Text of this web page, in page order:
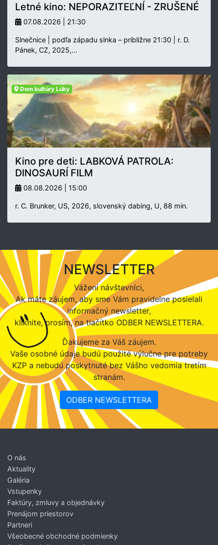
Letné kino: NEPORAZITEĽNÍ - ZRUŠENÉ
07.08.2026 | 21:30
Slnečnice | podľa západu slnka – približne 21:30 | r. D.
Pánek, CZ, 2025,…
Dom kultúry Lúky
Kino pre deti: LABKOVÁ PATROLA:
DINOSAURÍ FILM
08.08.2026 | 15:00
r. C. Brunker, US, 2026, slovenský dabing, U, 88 min.
NEWSLETTER
Vážení návštevníci,
Ak máte záujem, aby sme Vám pravidelne posielali
informačný newsletter,
kliknite, prosím, na tlačítko ODBER NEWSLETTERA.
Ďakujeme za Váš záujem.
Vaše osobné údaje budú použité výlučne pre potreby
KZP a nebudú poskytnuté bez Vášho vedomia tretím
stranám.
ODBER NEWSLETTERA
O nás
Aktuality
Galéria
Vstupenky
Faktúry, zmluvy a objednávky
Prenájom priestorov
Partneri
Všeobecné obchodné podmienky